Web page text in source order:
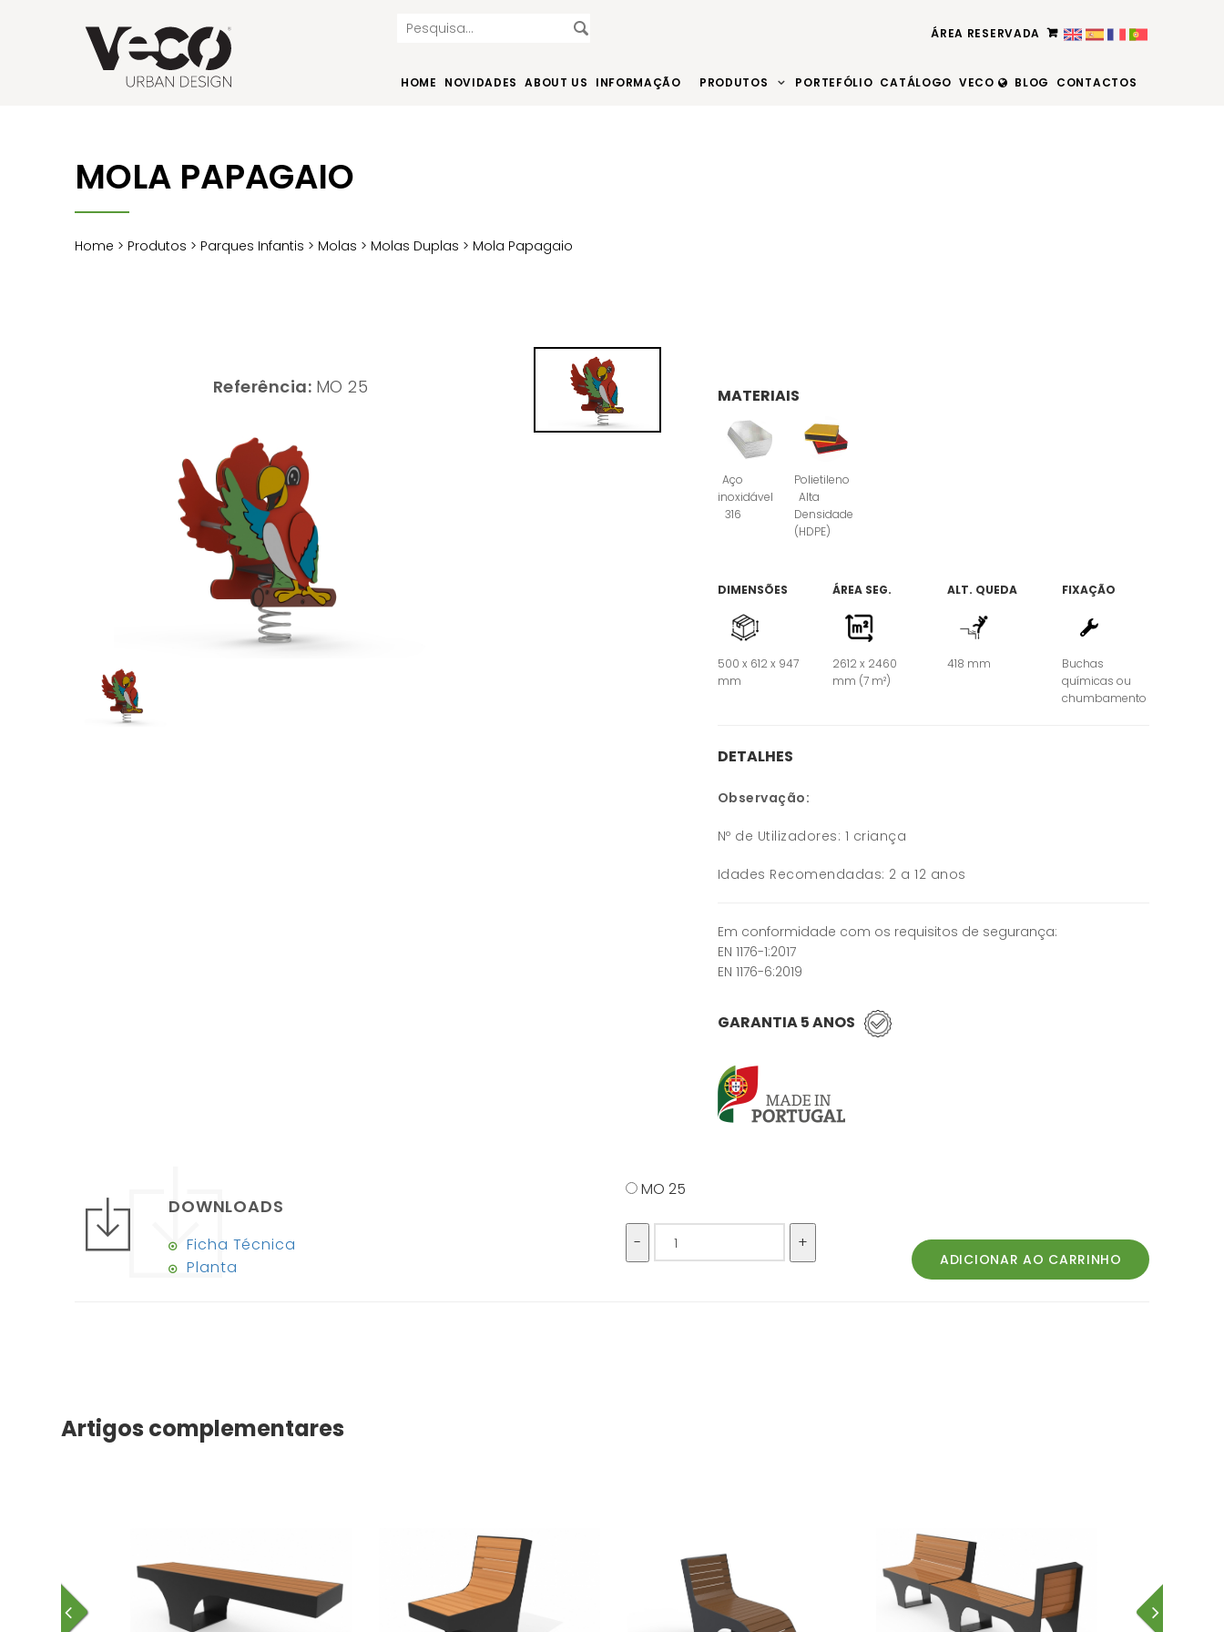
ÁREA RESERVADA
HOME NOVIDADES ABOUT US INFORMAÇÃO PRODUTOS PORTEFÓLIO CATÁLOGO VECO BLOG CONTACTOS
MOLA PAPAGAIO
Home > Produtos > Parques Infantis > Molas > Molas Duplas > Mola Papagaio
Referência: MO 25 MATERIAIS
Aço
inoxidável
316
Polietileno
Alta
Densidade
(HDPE)
DIMENSÕES
500 x 612 x 947
mm
ÁREA SEG.
2612 x 2460
mm (7 m²)
ALT. QUEDA
418 mm
FIXAÇÃO
Buchas
químicas ou
chumbamento
DETALHES
Observação:
Nº de Utilizadores: 1 criança
Idades Recomendadas: 2 a 12 anos
Em conformidade com os requisitos de segurança:
EN 1176-1:2017
EN 1176-6:2019
GARANTIA 5 ANOS
DOWNLOADS
Ficha Técnica
Planta
MO 25
Artigos complementares